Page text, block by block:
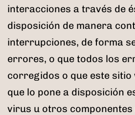
interacciones a través de
disposición de manera
interrupciones, de forma
errores, o que todos los
corregidos o que este sitio
que lo pone a disposición
virus u otros componentes